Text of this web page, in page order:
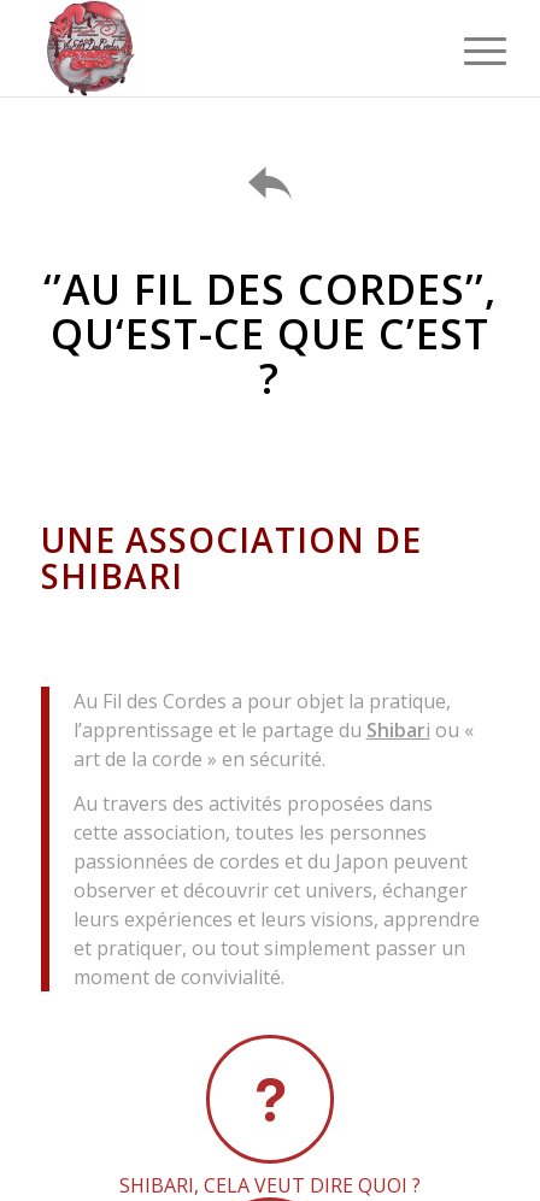
‘’AU FIL DES CORDES’’,
QU‘EST-CE QUE C’EST
?
UNE ASSOCIATION DE
SHIBARI
Au Fil des Cordes a pour objet la pratique,
l’apprentissage et le partage du Shibari ou «
art de la corde » en sécurité.
Au travers des activités proposées dans
cette association, toutes les personnes
passionnées de cordes et du Japon peuvent
observer et découvrir cet univers, échanger
leurs expériences et leurs visions, apprendre
et pratiquer, ou tout simplement passer un
moment de convivialité.
SHIBARI, CELA VEUT DIRE QUOI ?